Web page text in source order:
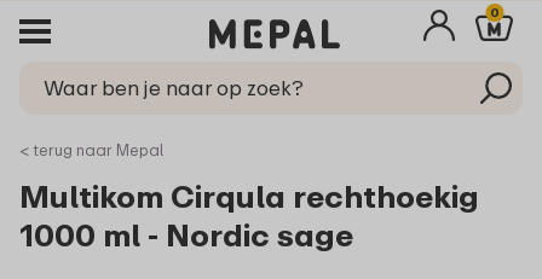
0
< terug naar Mepal
Multikom Cirqula rechthoekig
1000 ml - Nordic sage